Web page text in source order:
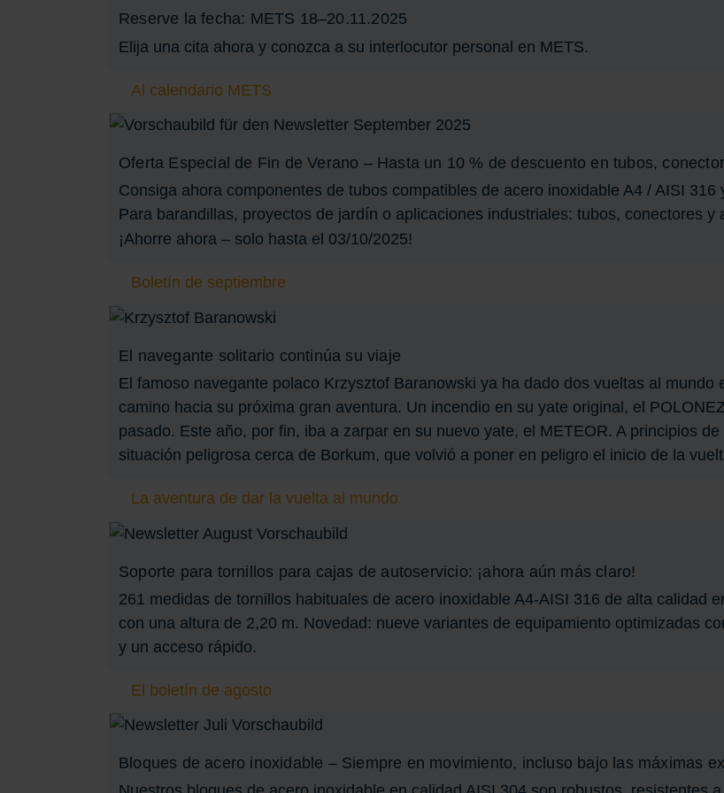
Reserve la fecha: METS 18–20.11.2025
Elija una cita ahora y conozca a su interlocutor personal en METS.
Al calendario METS
Oferta Especial de Fin de Verano – Hasta un 10 % de descuento en tubos,
Consiga ahora componentes de tubos compatibles de acero inoxidable A4 / AISI
Para barandillas, proyectos de jardín o aplicaciones industriales: tubos, conectores
¡Ahorre ahora – solo hasta el 03/10/2025!
Boletín de septiembre
El navegante solitario continúa su viaje
El famoso navegante polaco Krzysztof Baranowski ya ha dado dos vueltas al
camino hacia su próxima gran aventura. Un incendio en su yate original, el
pasado. Este año, por fin, iba a zarpar en su nuevo yate, el METEOR. A principios
situación peligrosa cerca de Borkum, que volvió a poner en peligro el inicio de la
La aventura de dar la vuelta al mundo
Soporte para tornillos para cajas de autoservicio: ¡ahora aún más claro!
261 medidas de tornillos habituales de acero inoxidable A4-AISI 316 de alta calidad
con una altura de 2,20 m. Novedad: nueve variantes de equipamiento optimizadas
y un acceso rápido.
El boletín de agosto
Bloques de acero inoxidable – Siempre en movimiento, incluso bajo las máximas